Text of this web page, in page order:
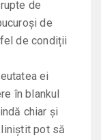
de
de
de condiții
ei
în blankul
chiar și
pot să